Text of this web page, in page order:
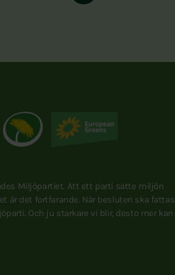
Miljöpartiet. Att ett parti satte miljön
är det fortfarande. När besluten ska fattas
Och ju starkare vi blir, desto mer kan